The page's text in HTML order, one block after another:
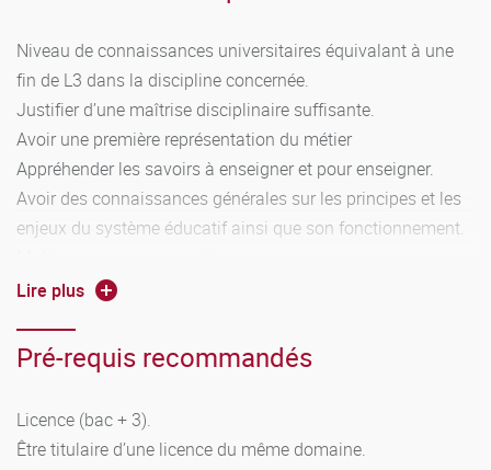
Niveau de connaissances universitaires équivalant à une
fin de L3 dans la discipline concernée.
Justifier d’une maîtrise disciplinaire suffisante.
Avoir une première représentation du métier
Appréhender les savoirs à enseigner et pour enseigner.
Avoir des connaissances générales sur les principes et les
enjeux du système éducatif ainsi que son fonctionnement.
Maîtriser les compétences numériques au niveau attendu
Maîtriser une langue vivante étrangère au niveau attendu
en fin de licence.
Lire plus
Pré-requis recommandés
Licence (bac + 3).
Être titulaire d’une licence du même domaine.